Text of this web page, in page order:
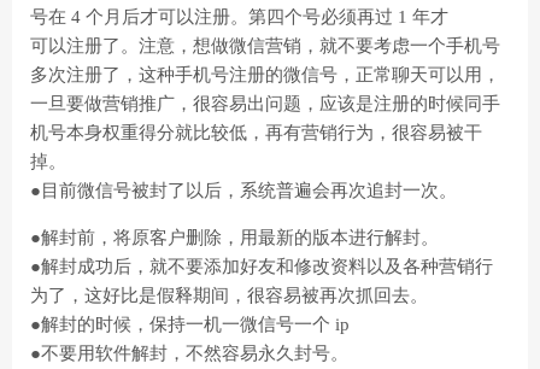
号在 4 个月后才可以注册。第四个号必须再过 1 年才
可以注册了。注意，想做微信营销，就不要考虑一个手机号
多次注册了，这种手机号注册的微信号，正常聊天可以用，
一旦要做营销推广，很容易出问题，应该是注册的时候同手
机号本身权重得分就比较低，再有营销行为，很容易被干
掉。
●目前微信号被封了以后，系统普遍会再次追封一次。
●解封前，将原客户删除，用最新的版本进行解封。
●解封成功后，就不要添加好友和修改资料以及各种营销行
为了，这好比是假释期间，很容易被再次抓回去。
●解封的时候，保持一机一微信号一个 ip
●不要用软件解封，不然容易永久封号。